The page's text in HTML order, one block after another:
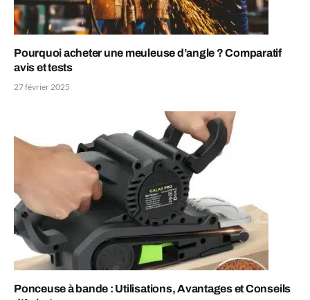
Pourquoi acheter une meuleuse d’angle ? Comparatif
avis et tests
27 février 2025
Ponceuse à bande : Utilisations, Avantages et Conseils